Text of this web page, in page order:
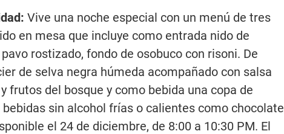
Vive una noche especial con un menú de tres
en mesa que incluye como entrada nido de
rostizado, fondo de osobuco con risoni. De
de selva negra húmeda acompañado con salsa
frutos del bosque y como bebida una copa de
sin alcohol frías o calientes como chocolate
el 24 de diciembre, de 8:00 a 10:30 PM. El